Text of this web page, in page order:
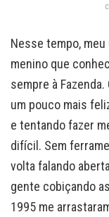
Nesse tempo, meu
menino que
sempre à
um pouco mais
e tentando fazer
difícil. Sem
volta falando
gente cobiçando
1995 me